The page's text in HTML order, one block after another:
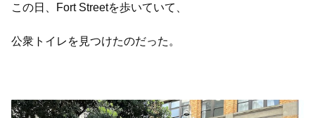
この日、Fort Streetを歩いていて、
公衆トイレを見つけたのだった。